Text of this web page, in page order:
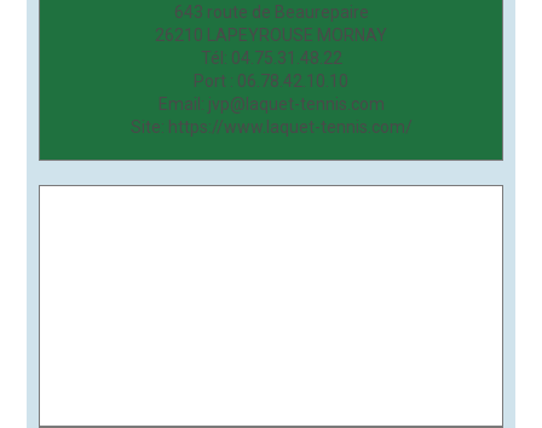
643 route de Beaurepaire
26210 LAPEYROUSE MORNAY
Tél: 04.75.31.48.22
Port : 06.78.42.10.10
Email: jvp@laquet-tennis.com
Site: https://www.laquet-tennis.com/